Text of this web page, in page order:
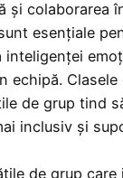
și colaborarea
esențiale
echipă. Clasele
de grup tind
inclusiv și
de grup care